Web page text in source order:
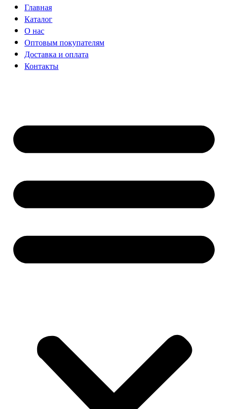
Главная
Каталог
О нас
Оптовым покупателям
Доставка и оплата
Контакты